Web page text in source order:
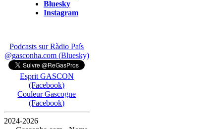
Bluesky
Instagram
Podcasts sur Ràdio País
@gasconha.com (Bluesky)
Esprit GASCON
(Facebook)
Couleur Gascogne
(Facebook)
2024-2026